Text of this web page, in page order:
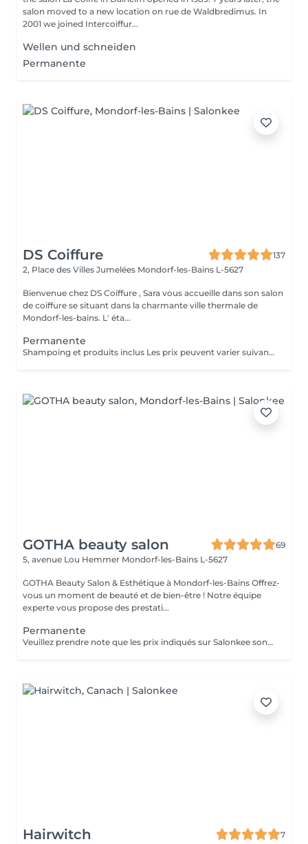
salon moved to a new location on rue de Waldbredimus. In
2001 we joined Intercoiffur...
Wellen und schneiden
Permanente
DS Coiffure
137
2, Place des Villes Jumelées Mondorf-les-Bains L-5627
Bienvenue chez DS Coiffure , Sara vous accueille dans son salon
de coiffure se situant dans la charmante ville thermale de
Mondorf-les-bains. L' éta...
Permanente
Shampoing et produits inclus Les prix peuvent varier suivant la quantité de travail
GOTHA beauty salon
69
5, avenue Lou Hemmer Mondorf-les-Bains L-5627
GOTHA Beauty Salon & Esthétique à Mondorf-les-Bains Offrez-
vous un moment de beauté et de bien-être ! Notre équipe
experte vous propose des prestati...
Permanente
Veuillez prendre note que les prix indiqués sur Salonkee sont communiqués à titre informatif et s'entendent de base. Ces derniers sont susceptibles de varier selon le diagnostic réalisé à votre arrivée au salon et l'expertise du professionnel à qui vous confiez votre beauté. Dans tous les cas, un devis précis vous sera proposé et toutes réalisations de prestations seront effectuées avec votre accord. Un grand merci d'avance pour votre compréhension. Au plaisir de vous recevoir très vite.
Hairwitch
7